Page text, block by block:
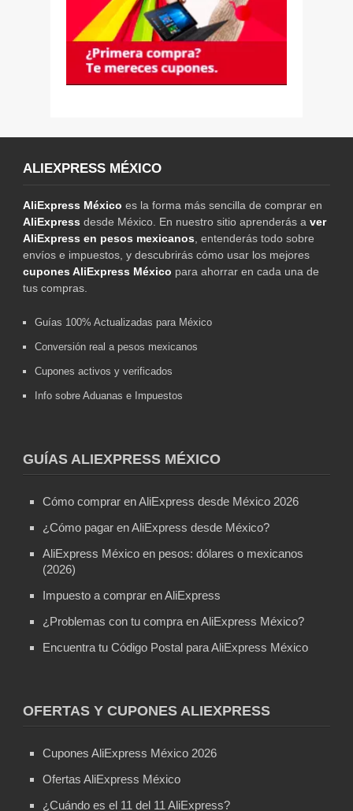
ALIEXPRESS MÉXICO
AliExpress México es la forma más sencilla de comprar en
AliExpress desde México. En nuestro sitio aprenderás a ver
AliExpress en pesos mexicanos , entenderás todo sobre
envíos e impuestos, y descubrirás cómo usar los mejores
cupones AliExpress México para ahorrar en cada una de
tus compras.
Guías 100% Actualizadas para México
Conversión real a pesos mexicanos
Cupones activos y verificados
Info sobre Aduanas e Impuestos
GUÍAS ALIEXPRESS MÉXICO
Cómo comprar en AliExpress desde México 2026
¿Cómo pagar en AliExpress desde México?
AliExpress México en pesos: dólares o mexicanos
(2026)
Impuesto a comprar en AliExpress
¿Problemas con tu compra en AliExpress México?
Encuentra tu Código Postal para AliExpress México
OFERTAS Y CUPONES ALIEXPRESS
Cupones AliExpress México 2026
Ofertas AliExpress México
¿Cuándo es el 11 del 11 AliExpress?